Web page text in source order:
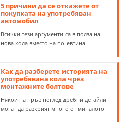
5 причини да се откажете от
покупката на употребяван
автомобил
Всички тези аргументи са в полза на
нова кола вместо на по-евтина
Как да разберете историята на
употребявана кола чрез
монтажните болтове
Някои на пръв поглед дребни детайли
могат да разкрият много от миналото